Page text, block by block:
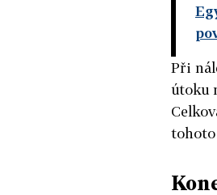
Při
útoku